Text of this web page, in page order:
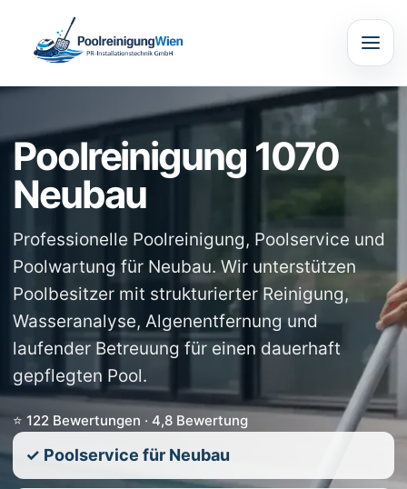
Poolreinigung 1070
Neubau
Professionelle Poolreinigung, Poolservice und
Poolwartung für Neubau. Wir unterstützen
Poolbesitzer mit strukturierter Reinigung,
Wasseranalyse, Algenentfernung und
laufender Betreuung für einen dauerhaft
gepflegten Pool.
⭐ 122 Bewertungen · 4,8 Bewertung
✓ Poolservice für Neubau